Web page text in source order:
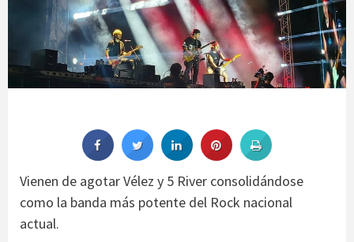
Vienen de agotar Vélez y 5 River consolidándose
como la banda más potente del Rock nacional
actual.